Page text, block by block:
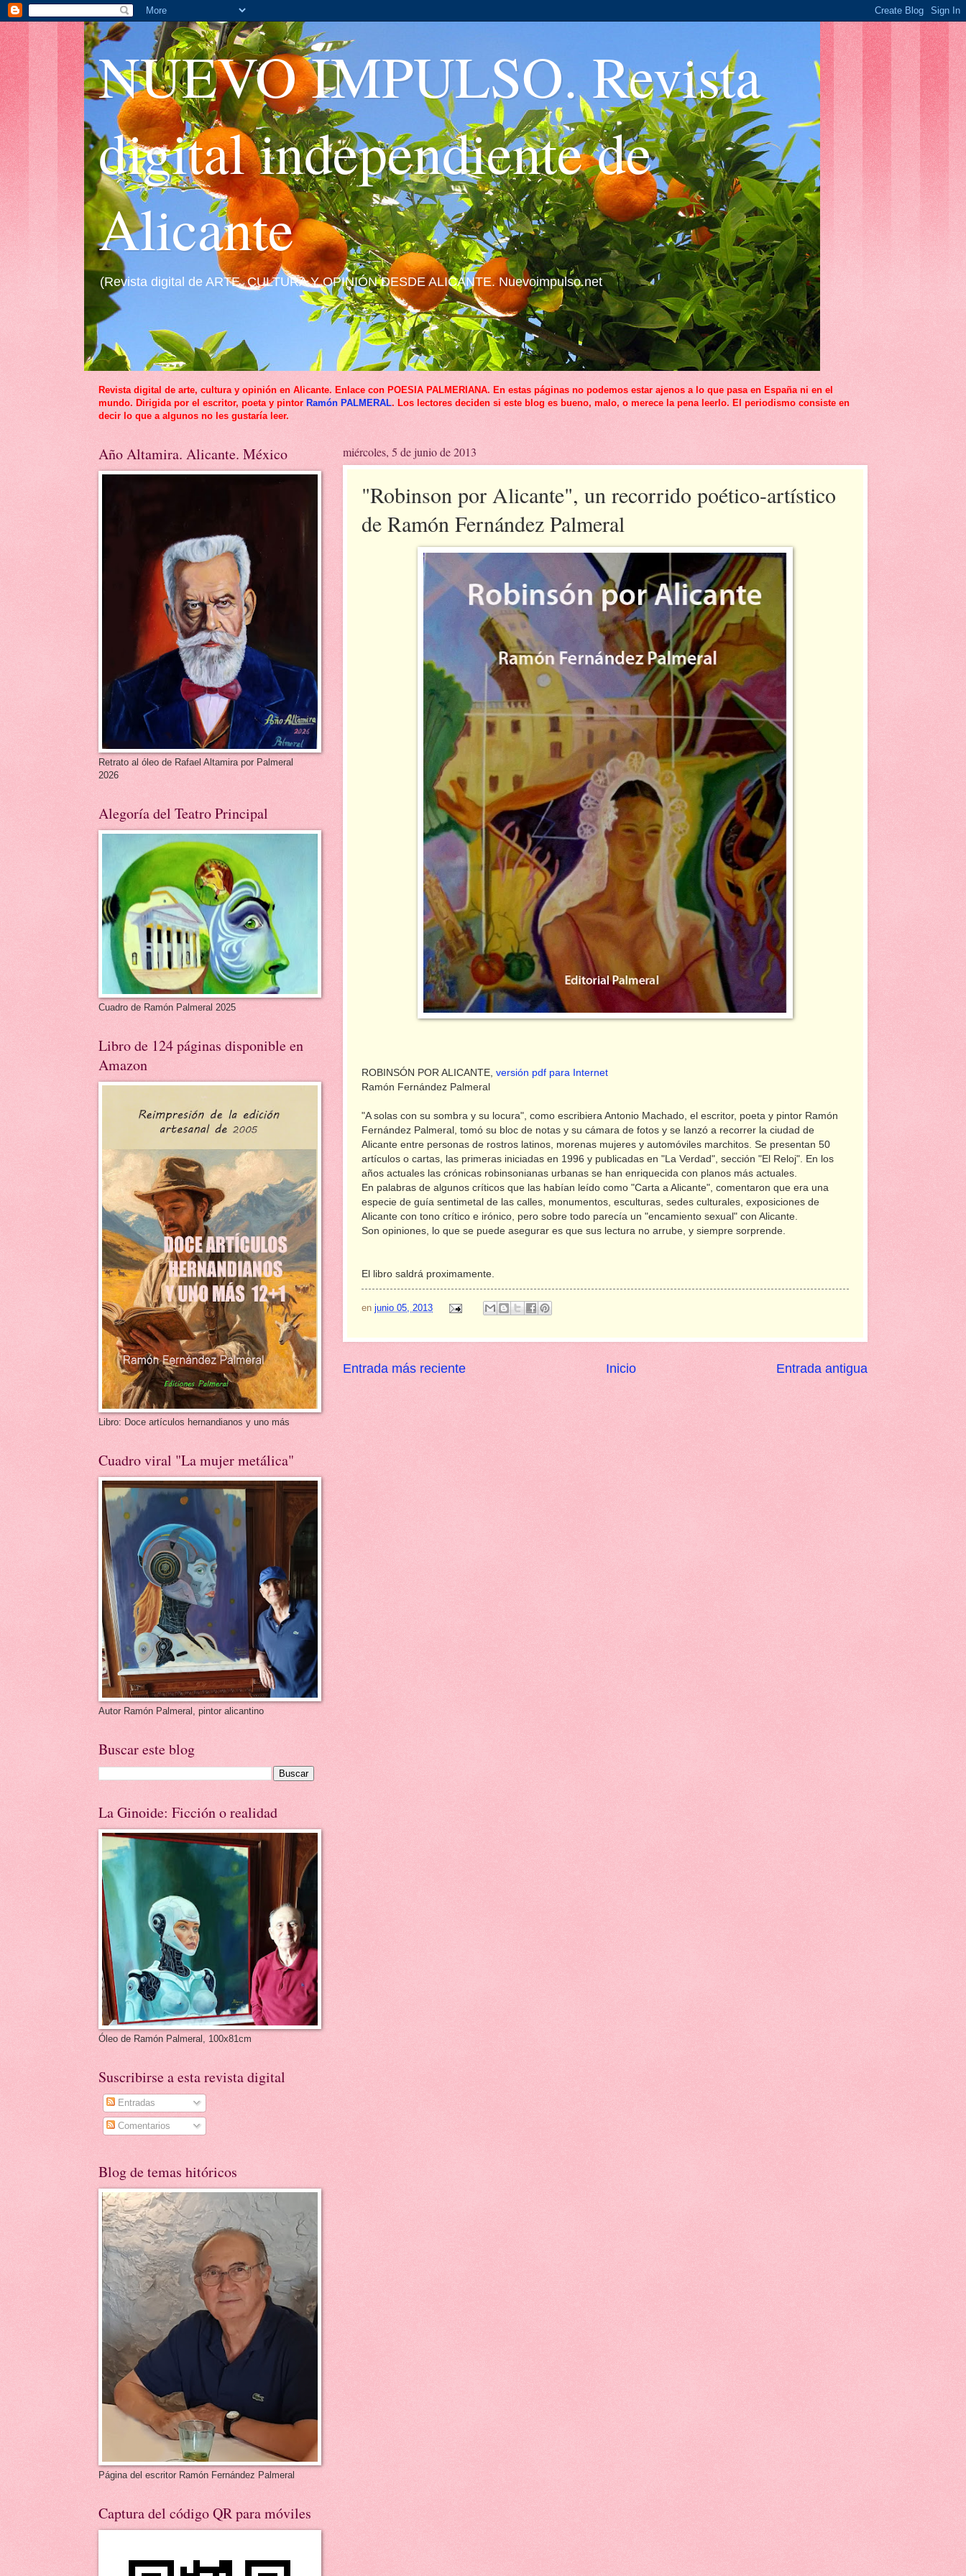
NUEVO IMPULSO. Revista
digital independiente de
Alicante
(Revista digital de ARTE, CULTURA Y OPINIÓN DESDE ALICANTE. Nuevoimpulso.net
Revista digital de arte, cultura y opinión en Alicante. Enlace con POESIA PALMERIANA. En estas páginas no podemos estar ajenos a lo que pasa en España ni en el
mundo. Dirigida por el escritor, poeta y pintor Ramón PALMERAL. Los lectores deciden si este blog es bueno, malo, o merece la pena leerlo. El periodismo consiste en
decir lo que a algunos no les gustaría leer.
miércoles, 5 de junio de 2013
"Robinson por Alicante", un recorrido poético-artístico
de Ramón Fernández Palmeral
ROBINSÓN POR ALICANTE, versión pdf para Internet
Ramón Fernández Palmeral
"A solas con su sombra y su locura", como escribiera Antonio Machado, el escritor, poeta y pintor Ramón
Fernández Palmeral, tomó su bloc de notas y su cámara de fotos y se lanzó a recorrer la ciudad de
Alicante entre personas de rostros latinos, morenas mujeres y automóviles marchitos. Se presentan 50
artículos o cartas, las primeras iniciadas en 1996 y publicadas en "La Verdad", sección "El Reloj". En los
años actuales las crónicas robinsonianas urbanas se han enriquecida con planos más actuales.
En palabras de algunos críticos que las habían leído como "Carta a Alicante", comentaron que era una
especie de guía sentimetal de las calles, monumentos, esculturas, sedes culturales, exposiciones de
Alicante con tono crítico e irónico, pero sobre todo parecía un "encamiento sexual" con Alicante.
Son opiniones, lo que se puede asegurar es que sus lectura no arrube, y siempre sorprende.
El libro saldrá proximamente.
en junio 05, 2013
Entrada más reciente Entrada antigua
Inicio
Año Altamira. Alicante. México
Retrato al óleo de Rafael Altamira por Palmeral
2026
Alegoría del Teatro Principal
Cuadro de Ramón Palmeral 2025
Libro de 124 páginas disponible en
Amazon
Libro: Doce artículos hernandianos y uno más
Cuadro viral "La mujer metálica"
Autor Ramón Palmeral, pintor alicantino
Buscar este blog
La Ginoide: Ficción o realidad
Óleo de Ramón Palmeral, 100x81cm
Suscribirse a esta revista digital
Entradas
Comentarios
Blog de temas hitóricos
Página del escritor Ramón Fernández Palmeral
Captura del código QR para móviles